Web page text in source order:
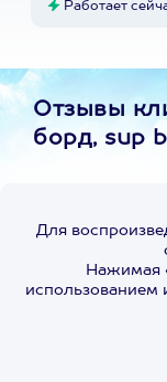
Работает
Отзывы
борд, sup
Для
Нажимая
использованием